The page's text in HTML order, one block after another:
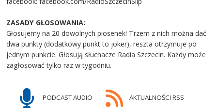
ZASADY GŁOSOWANIA:
Głosujemy na 20 dowolnych piosenek! Trzem z nich można dać
dwa punkty (dodatkowy punkt to joker), reszta otrzymuje po
jednym punkcie. Głosują słuchacze Radia Szczecin. Każdy może
zagłosować tylko raz w tygodniu.
PODCAST AUDIO AKTUALNOŚCI RSS